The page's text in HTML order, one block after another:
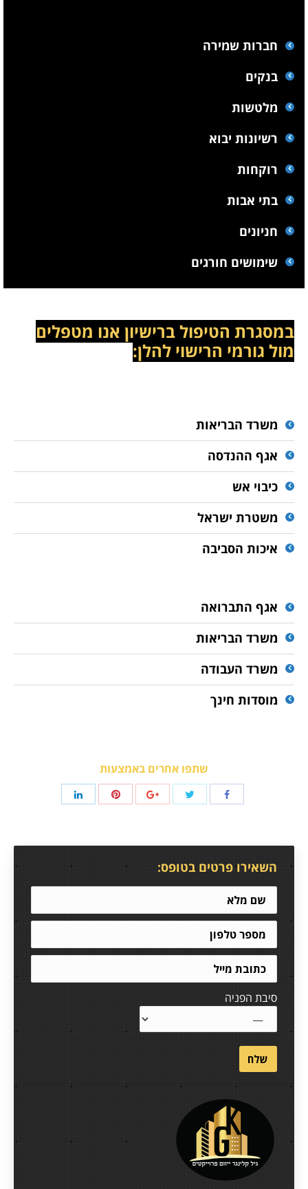
חברות שמירה
בנקים
מלטשות
רשיונות יבוא
רוקחות
בתי אבות
חניונים
שימושים חורגים
במסגרת הטיפול ברישיון אנו מטפלים
מול גורמי הרישוי להלן:
משרד הבריאות
אגף ההנדסה
כיבוי אש
משטרת ישראל
איכות הסביבה
אגף התברואה
משרד הבריאות
משרד העבודה
מוסדות חינך
שתפו אחרים באמצעות
השאירו פרטים בטופס:
סיבת הפניה